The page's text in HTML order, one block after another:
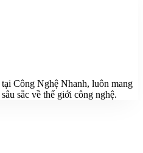
Công Nghệ Nhanh, luôn mang
sắc về thế giới công nghệ.